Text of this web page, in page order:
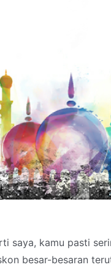
saya, kamu pasti
besar-besaran